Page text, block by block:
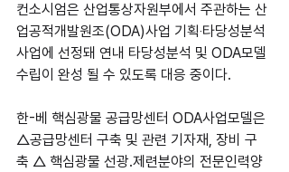
컨소시엄은 산업통상자원부에서 주관하는 산
업공적개발원조(ODA)사업 기획‧타당성분석
사업에 선정돼 연내 타당성분석 및 ODA모델
수립이 완성 될 수 있도록 대응 중이다.
한-베 핵심광물 공급망센터 ODA사업모델은
△공급망센터 구축 및 관련 기자재, 장비 구
축 △ 핵심광물 선광․제련분야의 전문인력양